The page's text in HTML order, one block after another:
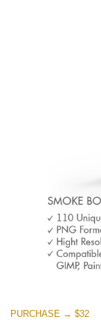
PURCHASE → $32